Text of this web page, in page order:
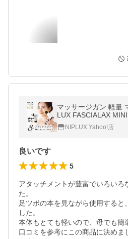
マッサージガン 軽量
LUX FASCIALAX
ジャー フェイスケア
脚 母の日 プレゼント
NIPLUX Yahoo!店
良いです
5
アタッチメントが豊富でいろいろ
た。
足ツボの本を見ながら使用すると
した。
本体もとても軽いので、母でも簡
口コミを参考にこの商品に決めま